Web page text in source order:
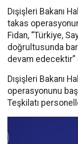
Dışişleri Bakanı
takas
Fidan, “Türkiye,
doğrultusunda
devam edecektir”
Dışişleri Bakanı
operasyonunu
Teşkilatı